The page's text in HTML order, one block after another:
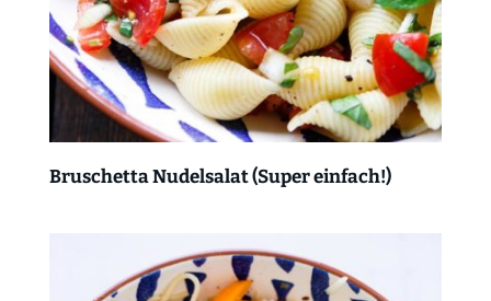
Bruschetta Nudelsalat (Super einfach!)